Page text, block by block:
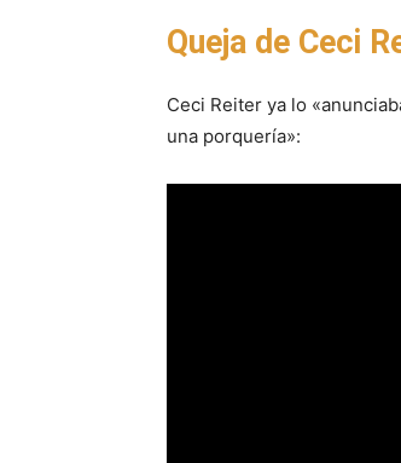
Queja de Ceci
Ceci Reiter ya lo
una porquería»: